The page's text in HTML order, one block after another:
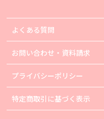
よくある質問
お問い合わせ・資料請求
プライバシーポリシー
特定商取引に基づく表示